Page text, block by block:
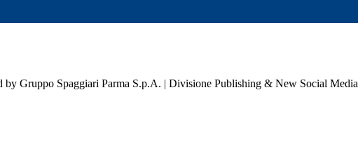
by Gruppo Spaggiari Parma S.p.A. | Divisione Publishing & New Social Media